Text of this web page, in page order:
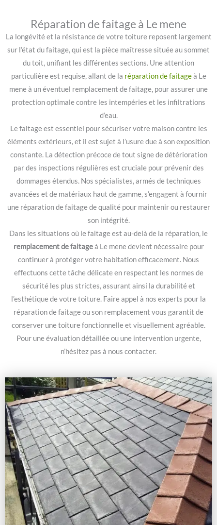
Réparation de faitage à Le mene
La longévité et la résistance de votre toiture reposent largement
sur l’état du faitage, qui est la pièce maîtresse située au sommet
du toit, unifiant les différentes sections. Une attention
particulière est requise, allant de la réparation de faitageà Le
mene à un éventuel remplacement de faitage, pour assurer une
protection optimale contre les intempéries et les infiltrations
d’eau.
Le faitage est essentiel pour sécuriser votre maison contre les
éléments extérieurs, et il est sujet à l’usure due à son exposition
constante. La détection précoce de tout signe de détérioration
par des inspections régulières est cruciale pour prévenir des
dommages étendus. Nos spécialistes, armés de techniques
avancées et de matériaux haut de gamme, s’engagent à fournir
une réparation de faitage de qualité pour maintenir ou restaurer
son intégrité.
Dans les situations où le faitage est au-delà de la réparation, le
remplacement de faitageà Le mene devient nécessaire pour
continuer à protéger votre habitation efficacement. Nous
effectuons cette tâche délicate en respectant les normes de
sécurité les plus strictes, assurant ainsi la durabilité et
l’esthétique de votre toiture. Faire appel à nos experts pour la
réparation de faitage ou son remplacement vous garantit de
conserver une toiture fonctionnelle et visuellement agréable.
Pour une évaluation détaillée ou une intervention urgente,
n’hésitez pas à nous contacter.